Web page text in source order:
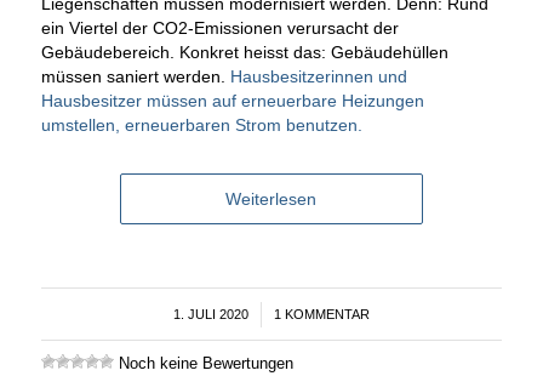
ein Viertel der CO2-Emissionen verursacht der
Gebäudebereich. Konkret heisst das: Gebäudehüllen
müssen saniert werden. Hausbesitzerinnen und
Hausbesitzer müssen auf erneuerbare Heizungen
umstellen, erneuerbaren Strom benutzen.
Weiterlesen
1. JULI 2020 1 KOMMENTAR
Noch keine Bewertungen